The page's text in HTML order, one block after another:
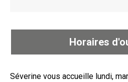
Horaires
Séverine vous accueille lundi,